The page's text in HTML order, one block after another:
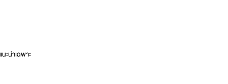
ะนำเฉพาะ